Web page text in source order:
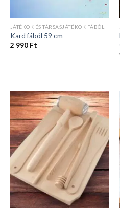
JÁTÉKOK ÉS TÁRSASJÁTÉKOK FÁBÓL
Kard fából 59 cm
2 990 Ft